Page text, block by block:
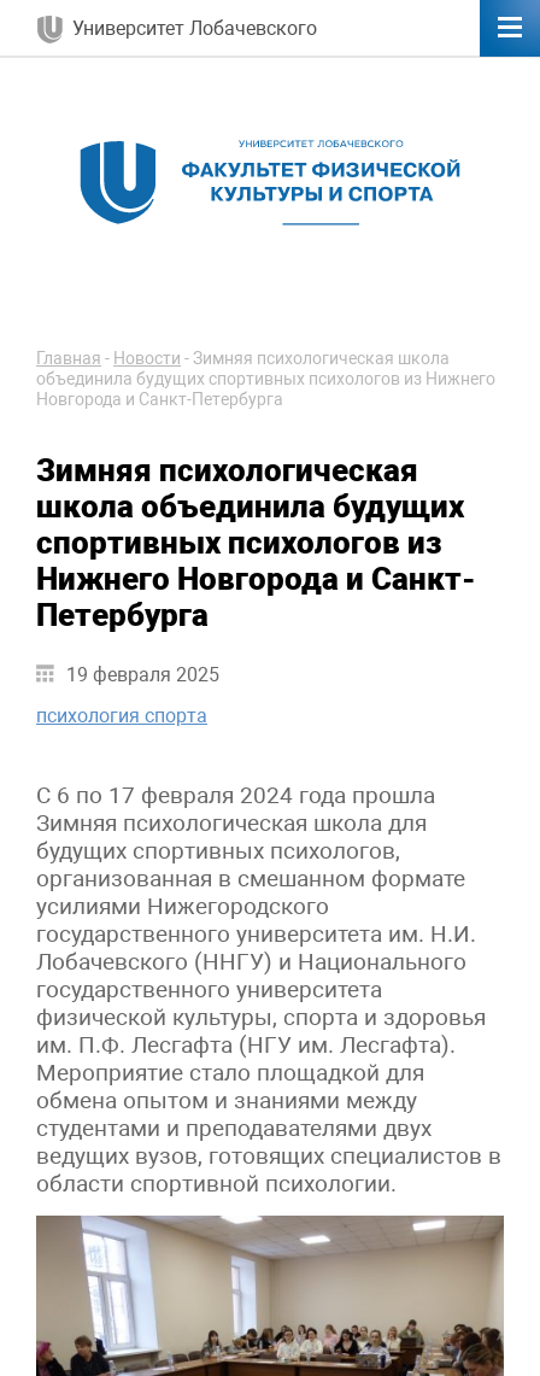
Университет Лобачевского
Главная - Новости -Зимняя психологическая школа
объединила будущих спортивных психологов из Нижнего
Новгорода и Санкт-Петербурга
Зимняя психологическая
школа объединила будущих
спортивных психологов из
Нижнего Новгорода и Санкт-
Петербурга
19 февраля 2025
психология спорта
С 6 по 17 февраля 2024 года прошла
Зимняя психологическая школа для
будущих спортивных психологов,
организованная в смешанном формате
усилиями Нижегородского
государственного университета им. Н.И.
Лобачевского (ННГУ) и Национального
государственного университета
физической культуры, спорта и здоровья
им. П.Ф. Лесгафта (НГУ им. Лесгафта).
Мероприятие стало площадкой для
обмена опытом и знаниями между
студентами и преподавателями двух
ведущих вузов, готовящих специалистов в
области спортивной психологии.